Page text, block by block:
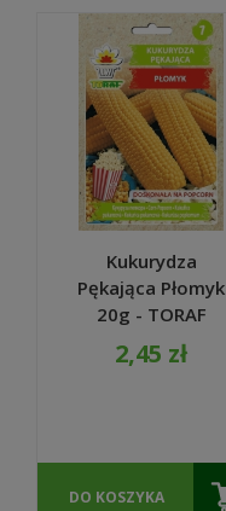
Kukurydza
Pękająca Płomyk
20g - TORAF
2,45 zł
DO KOSZYKA